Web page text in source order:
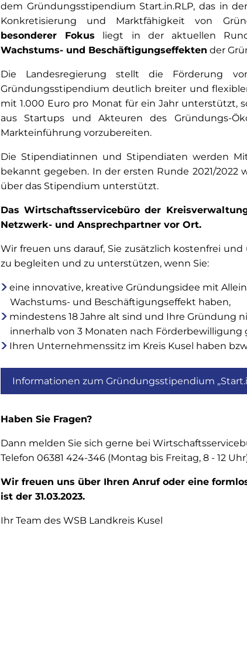
dem Gründungsstipendium Start.in.RLP, das in
Konkretisierung und Marktfähigkeit von
besonderer Fokus liegt in der aktuellen
Wachstums- und Beschäftigungseffekten der
Die Landesregierung stellt die Förderung
Gründungsstipendium deutlich breiter und
mit 1.000 Euro pro Monat für ein Jahr unterstützt,
aus Startups und Akteuren des Gründungs-
Markteinführung vorzubereiten.
Die Stipendiatinnen und Stipendiaten werden
bekannt gegeben. In der ersten Runde 2021/
über das Stipendium unterstützt.
Das Wirtschaftsservicebüro der
Netzwerk- und Ansprechpartner vor Ort.
Wir freuen uns darauf, Sie zusätzlich kostenfrei
zu begleiten und zu unterstützen, wenn Sie:
eine innovative, kreative Gründungsidee mit
Wachstums- und Beschäftigungseffekt haben,
mindestens 18 Jahre alt sind und Ihre Gründung
innerhalb von 3 Monaten nach Förder­bewilligung
Ihren Unternehmenssitz im Kreis Kusel haben
Informationen zum Gründungsstipendium
Haben Sie Fragen?
Dann melden Sie sich gerne bei
Telefon 06381 424-346 (Montag bis Freitag, 8 - 12
Wir freuen uns über Ihren Anruf oder eine
ist der 31.03.2023.
Ihr Team des WSB Landkreis Kusel